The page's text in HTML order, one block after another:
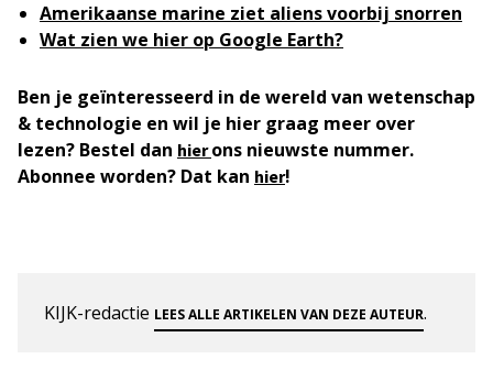
Amerikaanse marine ziet aliens voorbij snorren
Wat zien we hier op Google Earth?
Ben je geïnteresseerd in de wereld van wetenschap
& technologie en wil je hier graag meer over
lezen? Bestel dan hierons nieuwste nummer.
Abonnee worden? Dat kan hier!
KIJK-redactie LEES ALLE ARTIKELEN VAN DEZE AUTEUR.